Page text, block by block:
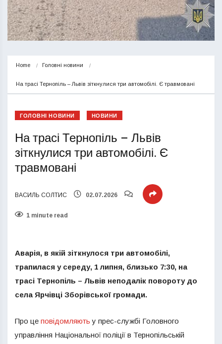
Home Головні новини
На трасі Тернопіль – Львів зіткнулися три автомобілі. Є травмовані
ГОЛОВНІ НОВИНИ НОВИНИ
На трасі Тернопіль – Львів
зіткнулися три автомобілі. Є
травмовані
ВАСИЛЬ СОЛТИС 02.07.2026
1 minute read
Аварія, в якій зіткнулося три автомобілі,
трапилася у середу, 1 липня, близько 7:30, на
трасі Тернопіль – Львів неподалік повороту до
села Ярчівці Зборівської громади.
Про це повідомляють у прес-службі Головного
управління Національної поліції в Тернопільській